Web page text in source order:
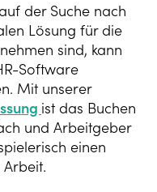
der Suche nach
Lösung für die
sind, kann
Software
Mit unserer
ist das Buchen
und Arbeitgeber
einen